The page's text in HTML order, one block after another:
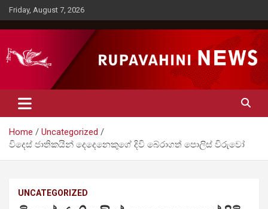
Skip
to
content
Friday, August 7, 2026
Rupavahini News
Home
Uncategorized
විදෙස් ජාතිකයින් දෙදෙනෙකුගේ දිවි බේරාගත් පොලිස් විරුවෝ
UNCATEGORIZED